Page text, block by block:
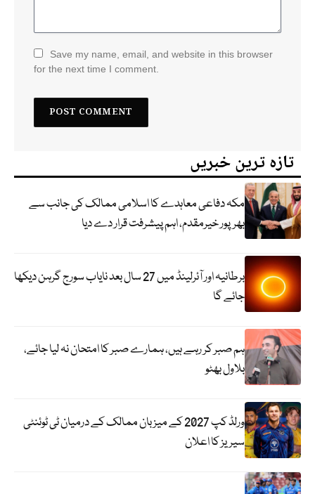
Save my name, email, and website in this browser
for the next time I comment.
تازہ ترین خبریں
مکہ دفاعی معاہدے کا اسلامی ممالک کی جانب سے
بھرپور خیرمقدم، اہم پیشرفت قرار دے دیا
برطانیہ اور آئرلینڈ میں 27 سال بعد نایاب سورج گرہن دیکھا
جائے گا
ہم صبر کر رہے ہیں، ہمارے صبر کا امتحان نہ لیا جائے،
بلاول بھٹو
ورلڈ کپ 2027 کے میزبان ممالک کے درمیان ٹی ٹوئنٹی
سیریز کا اعلان